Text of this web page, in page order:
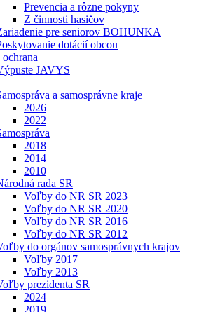
Prevencia a rôzne pokyny
Z činnosti hasičov
pre seniorov BOHUNKA
dotácií obcou
JAVYS
a samosprávne kraje
2026
2022
2018
2014
2010
rada SR
Voľby do NR SR 2023
Voľby do NR SR 2020
Voľby do NR SR 2016
Voľby do NR SR 2012
do orgánov samosprávnych krajov
Voľby 2017
Voľby 2013
prezidenta SR
2024
2019